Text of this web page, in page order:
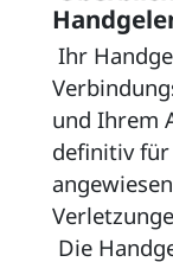
und Ihrem
definitiv